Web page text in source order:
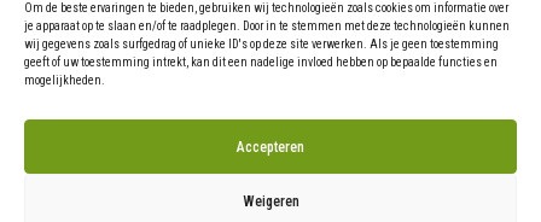
Om de beste ervaringen te bieden, gebruiken wij technologieën zoals cookies om informatie over
je apparaat op te slaan en/of te raadplegen. Door in te stemmen met deze technologieën kunnen
wij gegevens zoals surfgedrag of unieke ID's op deze site verwerken. Als je geen toestemming
geeft of uw toestemming intrekt, kan dit een nadelige invloed hebben op bepaalde functies en
mogelijkheden.
Accepteren
Weigeren
WOERDEN (Ut.)
E-mail: info@natuurlijkritme.nl